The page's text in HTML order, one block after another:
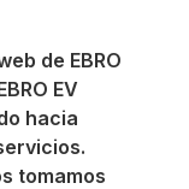
de EBRO
EV
hacia
tomamos